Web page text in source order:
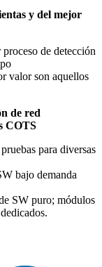
y del mejor
de detección
valor son aquellos
de red
COTS
para diversas
bajo demanda
SW puro; módulos